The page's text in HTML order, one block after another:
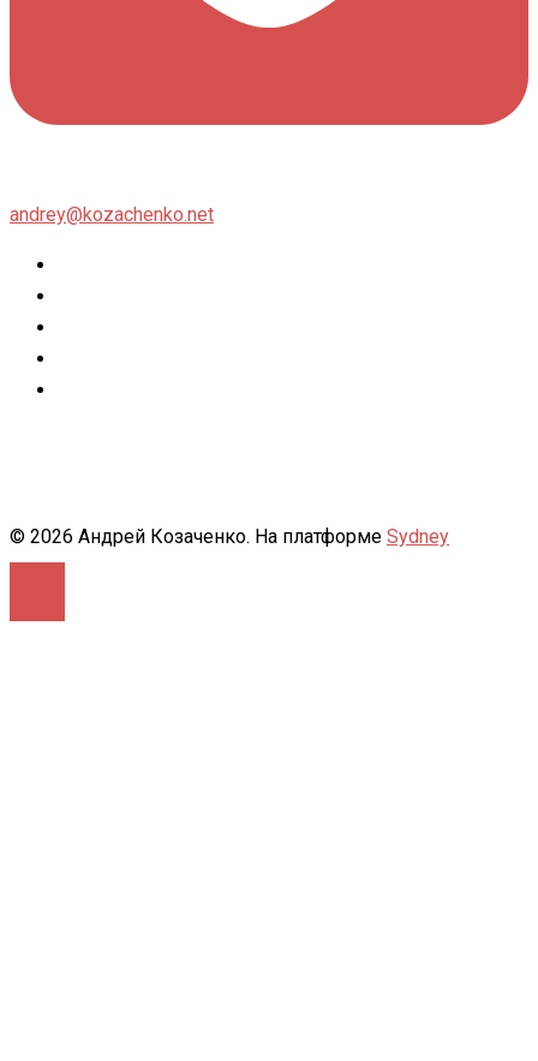
andrey@kozachenko.net
© 2026 Андрей Козаченко. На платформе Sydney